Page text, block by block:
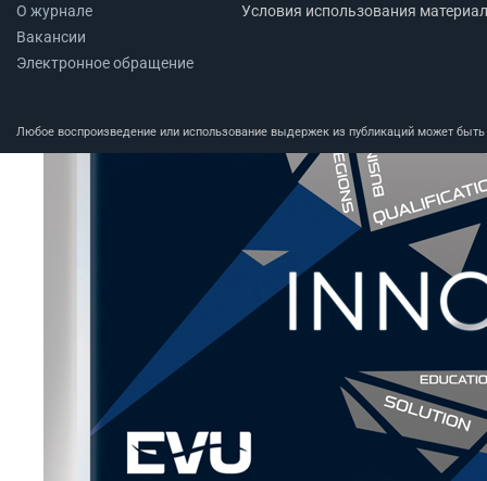
О журнале
Вакансии
Электронное обращение
Условия использования
Любое воспроизведение или использование выдержек из публикаций может